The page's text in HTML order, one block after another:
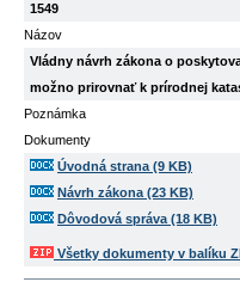
1549
Názov
Vládny návrh zákona o
možno prirovnať k prírodnej
Poznámka
Dokumenty
Úvodná strana (9 KB)
Návrh zákona (23 KB)
Dôvodová správa (18 KB)
Všetky dokumenty v balíku